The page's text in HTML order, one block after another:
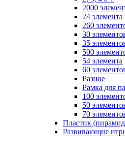
2000
24 элемента
260
30
35
500
54 элемента
60
Разное
Рамка для
100
50
70
Пластик
Развивающие